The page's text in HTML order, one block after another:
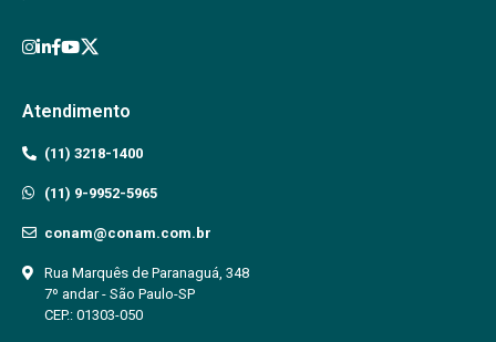
Atendimento
(11) 3218-1400
(11) 9-9952-5965
conam@conam.com.br
Rua Marquês de Paranaguá, 348
7º andar - São Paulo-SP
CEP.: 01303-050